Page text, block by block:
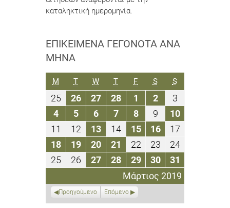
καταληκτική ημερομηνία.
ΕΠΙΚΕΊΜΕΝΑ ΓΕΓΟΝΌΤΑ ΑΝΆ
ΜΉΝΑ
Μάρτιος 2019
M ΔΕΥΤΈΡΑ
TΤΡΊΤΗ
WΤΕΤΆΡΤΗ
TΠΈΜΠΤΗ
FΠΑΡΑΣΚΕΥΉ
SΣΆΒΒΑΤΟ
SΚΥΡΙΑΚΉ
2525
Φεβρουαρίου
2019
2626
Φεβρουαρίου
2019
2727
Φεβρουαρίου
2019
2828
Φεβρουαρίου
2019
1
Μαρτίου
2019
22
Μαρτίου
2019
33
Μαρτίου
2019
44
Μαρτίου
2019
55
Μαρτίου
2019
66
Μαρτίου
2019
77
Μαρτίου
2019
88
Μαρτίου
2019
99
Μαρτίου
2019
1010
Μαρτίου
11
Μαρτίου
2019
12
Μαρτίου
2019
1313
Μαρτίου
2019
1414
Μαρτίου
2019
1515
Μαρτίου
2019
1616
Μαρτίου
2019
1717
2019
1818
Μαρτίου
2019
1919
Μαρτίου
2019
2020
Μαρτίου
2019
21
Μαρτίου
2019
2222
Μαρτίου
2019
2323
Μαρτίου
2019
2424
Μαρτίου
2019
2525
Μαρτίου
26
Μαρτίου
2727
Μαρτίου
2828
Μαρτίου
2019
2929
Μαρτίου
2019
3030
Μαρτίου
2019
31
Μαρτίου
2019
Προηγούμενο Επόμενο